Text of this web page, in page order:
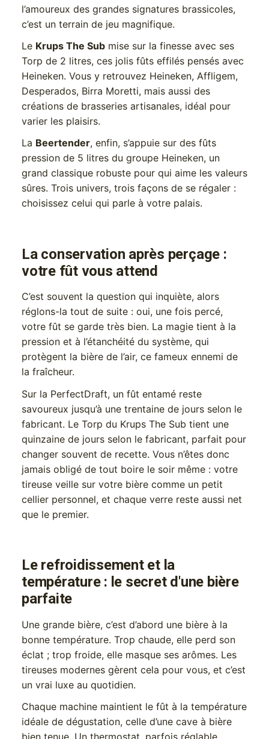
l’amoureux des grandes signatures brassicoles,
c’est un terrain de jeu magnifique.
Le Krups The Sub mise sur la finesse avec ses
Torp de 2 litres, ces jolis fûts effilés pensés avec
Heineken. Vous y retrouvez Heineken, Affligem,
Desperados, Birra Moretti, mais aussi des
créations de brasseries artisanales, idéal pour
varier les plaisirs.
La Beertender, enfin, s’appuie sur des fûts
pression de 5 litres du groupe Heineken, un
grand classique robuste pour qui aime les valeurs
sûres. Trois univers, trois façons de se régaler :
choisissez celui qui parle à votre palais.
La conservation après perçage :
votre fût vous attend
C’est souvent la question qui inquiète, alors
réglons-la tout de suite : oui, une fois percé,
votre fût se garde très bien. La magie tient à la
pression et à l’étanchéité du système, qui
protègent la bière de l’air, ce fameux ennemi de
la fraîcheur.
Sur la PerfectDraft, un fût entamé reste
savoureux jusqu’à une trentaine de jours selon le
fabricant. Le Torp du Krups The Sub tient une
quinzaine de jours selon le fabricant, parfait pour
changer souvent de recette. Vous n’êtes donc
jamais obligé de tout boire le soir même : votre
tireuse veille sur votre bière comme un petit
cellier personnel, et chaque verre reste aussi net
que le premier.
Le refroidissement et la
température : le secret d'une bière
parfaite
Une grande bière, c’est d’abord une bière à la
bonne température. Trop chaude, elle perd son
éclat ; trop froide, elle masque ses arômes. Les
tireuses modernes gèrent cela pour vous, et c’est
un vrai luxe au quotidien.
Chaque machine maintient le fût à la température
idéale de dégustation, celle d’une cave à bière